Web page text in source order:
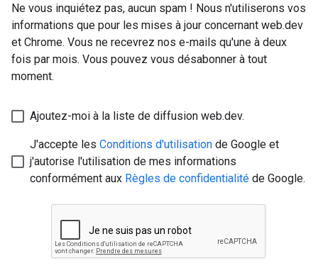
Ne vous inquiétez pas, aucun spam ! Nous n'utiliserons vos
informations que pour les mises à jour concernant web.dev
et Chrome. Vous ne recevrez nos e-mails qu'une à deux
fois par mois. Vous pouvez vous désabonner à tout
moment.
Ajoutez-moi à la liste de diffusion web.dev.
J'accepte les Conditions d'utilisation de Google et
j'autorise l'utilisation de mes informations
conformément aux Règles de confidentialité de Google.